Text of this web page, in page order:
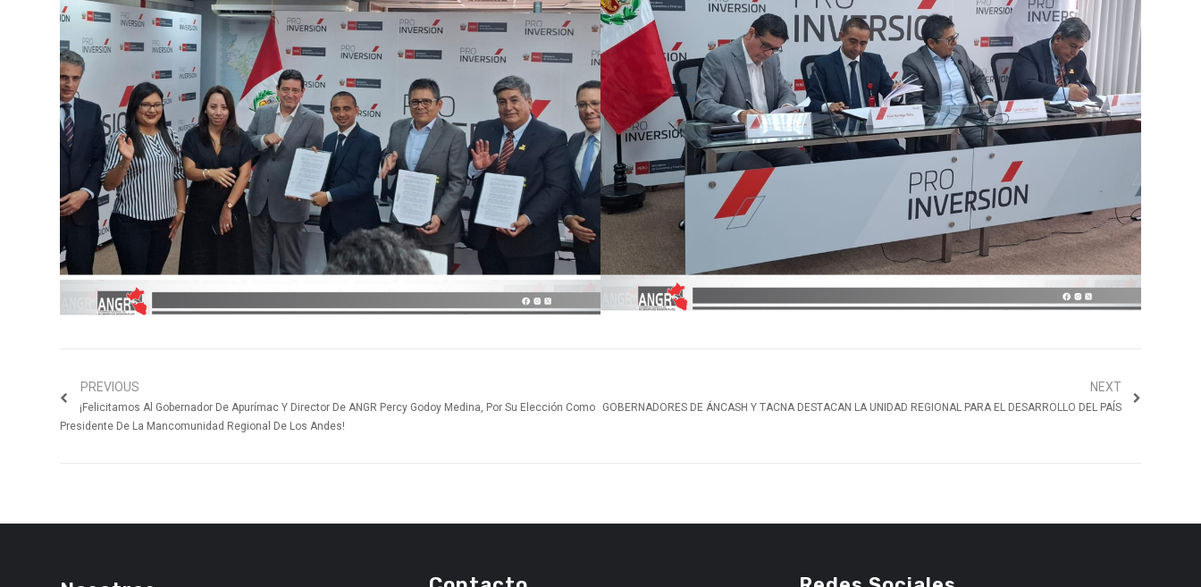
PREVIOUS
¡Felicitamos Al Gobernador De Apurímac Y Director De ANGR Percy Godoy Medina, Por Su Elección Como
Presidente De La Mancomunidad Regional De Los Andes!
NEXT
GOBERNADORES DE ÁNCASH Y TACNA DESTACAN LA UNIDAD REGIONAL PARA EL DESARROLLO DEL PAÍS